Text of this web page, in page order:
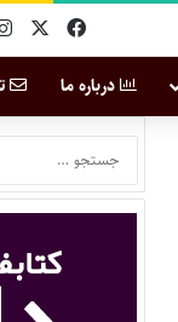
درباره ما